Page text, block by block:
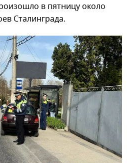
в пятницу около
Сталинграда.